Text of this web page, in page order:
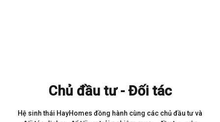
Chủ đầu tư - Đối tác
Hệ sinh thái HayHomes đồng hành cùng các chủ đầu tư và